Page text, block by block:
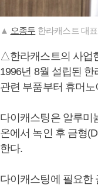
▲ 오종두 한라캐스트 대
△한라캐스트의 사업
1996년 8월 설립된
관련 부품부터 휴머
다이캐스팅은 알루미
온에서 녹인 후 금형
한다.
다이캐스팅에 필요한